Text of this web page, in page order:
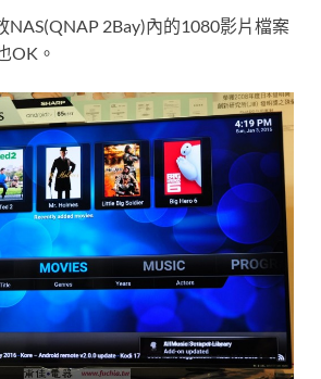
NAS(QNAP 2Bay)內的1080影片檔案
OK。